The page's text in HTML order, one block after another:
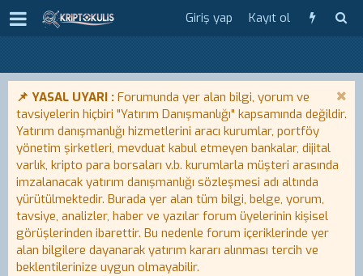
Giriş yap Kayıt ol
📌 YASAL UYARI : Forumunda yer alan bilgi, yorum ve
tavsiyelerin hiçbiri "Yatırım Danışmanlığı" kapsamında değildir.
Yatırım danışmanlığı hizmetlerini aracı kurumlar, portföy
yönetim şirketleri, mevduat kabul etmeyen bankalar, dijital
varlık, kripto para borsaları v.b. kurumlarla müşteri arasında
imzalanacak yatırım danışmanlığı sözleşmesi adı altında
yürütülmektedir. Burada yer alan tüm bilgi, belge, yorum,
tavsiye, analizler, haber ve yazılar forum üyelerinin kişisel
görüşlerinden ibarettir. Bu nedenle forum içeriklerinde yer
alan bilgilere dayanarak yatırım kararı alınması tercih ve
beklentilerinize uygun olmayabilir.